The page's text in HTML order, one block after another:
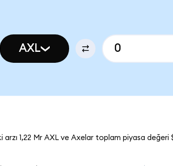
AXL
arzı 1,22 Mr AXL ve Axelar toplam piyasa değeri